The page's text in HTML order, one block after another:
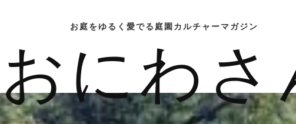
おにわさ
お庭をゆるく愛でる庭園カルチャーマガジン